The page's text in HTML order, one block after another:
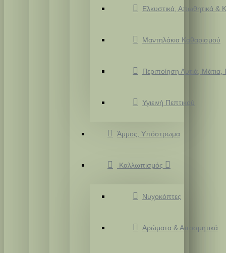
Ελκυστικά, Απωθητικά &
Μαντηλάκια Καθαρισμού
Περιποίηση Αυτιά,
Υγιεινή Πεπτικού
Άμμος, Υπόστρωμα
Καλλωπισμός
Νυχοκόπτες
Αρώματα & Αποσμητικά